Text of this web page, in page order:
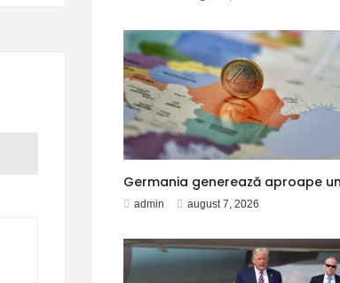
admin august 7, 2026